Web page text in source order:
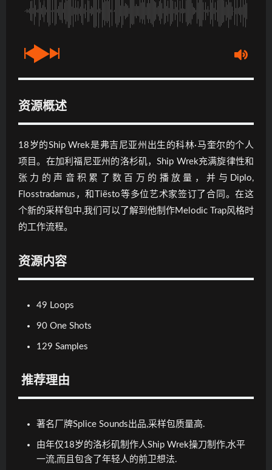
资源概述
18岁的Ship Wrek是弗吉尼亚州出生的科林·马奎尔的个人
项目。在加利福尼亚州的洛杉矶，Ship Wrek充满旋律性和
张力的声音积累了数百万的播放量，并与Diplo,
Flosstradamus，和Tiësto等多位艺术家签订了合同。在这
个新的采样包中,我们可以了解到他制作Melodic Trap风格时
的工作流程。
资源内容
49 Loops
90 One Shots
129 Samples
推荐理由
著名厂牌Splice Sounds出品,采样包质量高.
由年仅18岁的洛杉矶制作人Ship Wrek操刀制作,水平
一流,而且包含了年轻人的前卫想法.